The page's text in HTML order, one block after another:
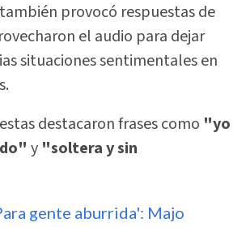
provocó respuestas de
el audio para dejar
situaciones sentimentales en
destacaron frases como "yo
y "soltera y sin
gente aburrida': Majo